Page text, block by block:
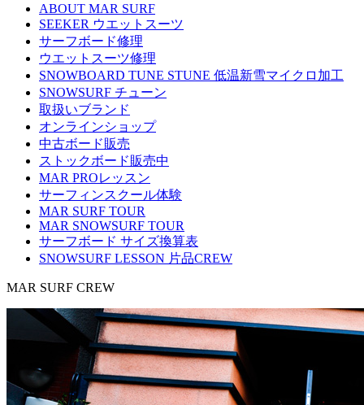
ABOUT MAR SURF
SEEKER ウエットスーツ
サーフボード修理
ウエットスーツ修理
SNOWBOARD TUNE STUNE 低温新雪マイクロ加工
SNOWSURF チューン
取扱いブランド
オンラインショップ
中古ボード販売
ストックボード販売中
MAR PROレッスン
サーフィンスクール体験
MAR SURF TOUR
MAR SNOWSURF TOUR
サーフボード サイズ換算表
SNOWSURF LESSON 片品CREW
MAR SURF CREW